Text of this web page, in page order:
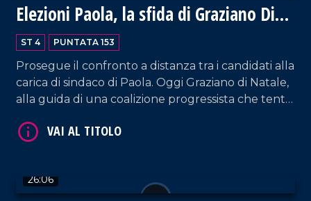
Elezioni Paola, la sfida di Graziano Di
Natale
ST 4 PUNTATA 153
Prosegue il confronto a distanza tra i candidati alla
carica di sindaco di Paola. Oggi Graziano di Natale,
alla guida di una coalizione progressista che tenta
elettorale offre nuove prospettive al territorio che
26:06